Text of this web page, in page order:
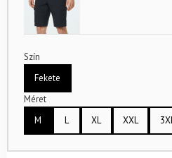
Szín
Fekete
Méret
M
L XL XXL